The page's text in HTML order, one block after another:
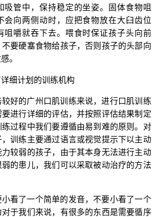
吸管中，保持稳定的坐姿。固体食物咀
会向两侧动时，应把食物放在大臼齿位
咀嚼就吞下去。喂食时保证孩子头向前
要硬塞食物给孩子，否则孩子的头部向
。
细计划的训练机构
好的广州口肌训练来说，进行口肌训练
进行详细的评估，并按照评估结果制定
过程中我们要遵循由易到难的原则。对
训练主要通过语言或视觉提示下以主动
较弱的孩子，由于其本身无法进行主动
的患儿，我们可以采取被动治疗的方法
看了一个简单的发音，不要小看了一个
于我们来说，有很多的东西是需要循序